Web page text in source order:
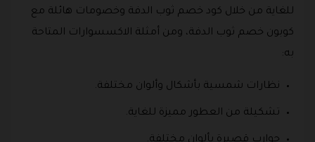
للغاية من خلال كود خصم ثوب الدفة وخصومات هائلة مع
كوبون خصم ثوب الدفة، ومن أمثلة الاكسسوارات المتاحة
به:
نظارات شمسية بأشكال وألوان مختلفة.
تشكيلة من العطور مميزة للغاية.